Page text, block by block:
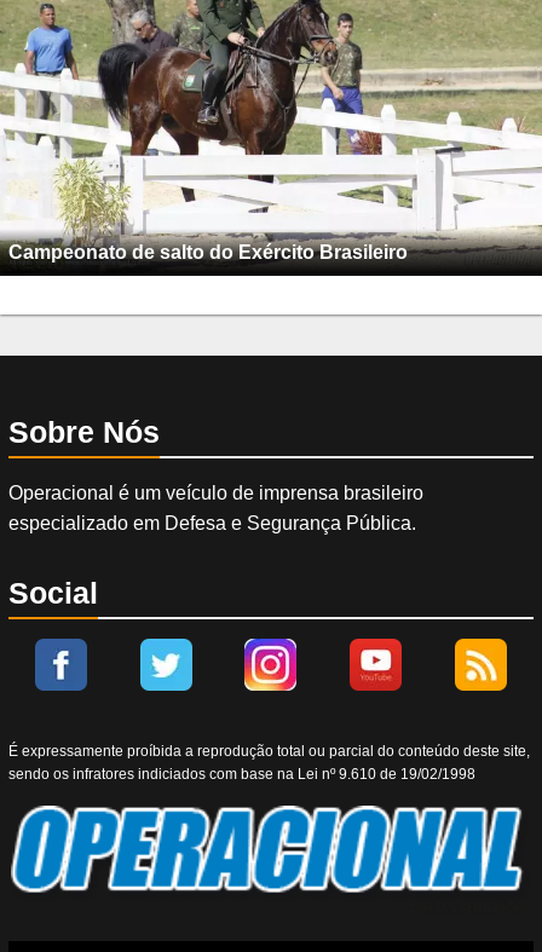
Campeonato de salto do Exército Brasileiro
Sobre Nós
Operacional é um veículo de imprensa brasileiro
especializado em Defesa e Segurança Pública.
Social
É expressamente proíbida a reprodução total ou parcial do conteúdo deste site,
sendo os infratores indiciados com base na Lei nº 9.610 de 19/02/1998